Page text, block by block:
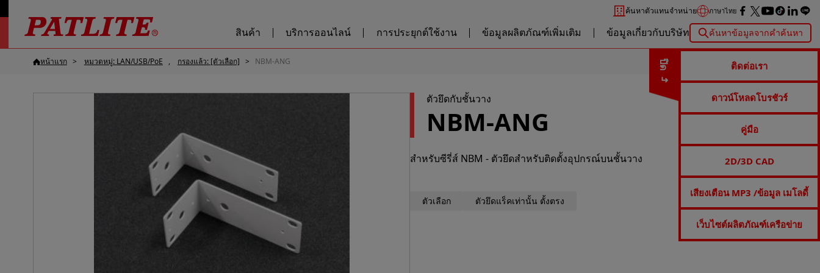
ค้นหาตัวแทนจำหน่าย ภาษาไทย
สินค้า บริการออนไลน์ การประยุกต์ใช้งาน ข้อมูลผลิตภัณฑ์เพิ่มเติม ข้อมูลเกี่ยวกับบริษัท ค้นหาข้อมูลจากคำค้นหา
ปิด ติดต่อเรา
ดาวน์โหลดโบรชัวร์
คู่มือ
2D/3D CAD
เสียงเตือน MP3 /ข้อมูล เมโลดี้
เว็บไซต์ผลิตภัณฑ์เครือข่าย
หน้าแรก หมวดหมู่: LAN/USB/PoE กรองแล้ว: [ตัวเลือก] NBM-ANG
ตัวยึดกับชั้นวาง
NBM-ANG
สำหรับซีรี่ส์ NBM - ตัวยึดสำหรับติดตั้งอุปกรณ์บนชั้นวาง
ตัวเลือก ตัวยึดแร็คเท่านั้น ตั้งตรง